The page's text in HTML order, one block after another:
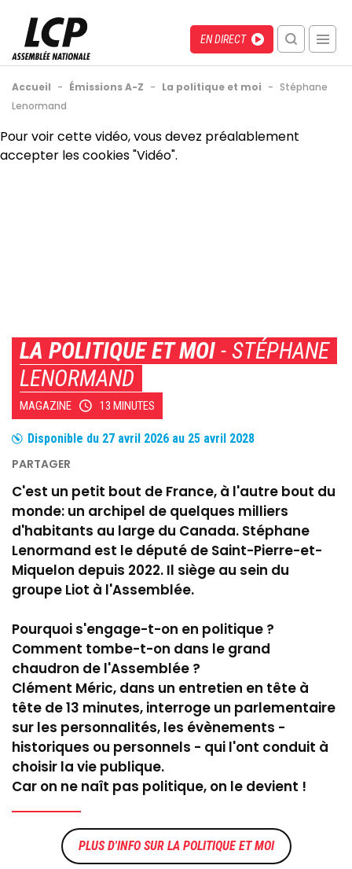
contenu
principal
Menu
recherche
mobile
Direct
EN DIRECT
Fil
d'Ariane
Accueil - Émissions A-Z - La politique et moi - Stéphane
Lenormand
Back
to
Pour voir cette vidéo, vous devez préalablement
accepter les cookies "Vidéo".
LA POLITIQUE ET MOI - STÉPHANE
LENORMAND
MAGAZINE 13 MINUTES
Disponible du 27 avril 2026 au 25 avril 2028
C'est un petit bout de France, à l'autre bout du
monde: un archipel de quelques milliers
d'habitants au large du Canada. Stéphane
Lenormand est le député de Saint-Pierre-et-
Miquelon depuis 2022. Il siège au sein du
groupe Liot à l'Assemblée.
Pourquoi s'engage-t-on en politique ?
Comment tombe-t-on dans le grand
chaudron de l'Assemblée ?
Clément Méric, dans un entretien en tête à
tête de 13 minutes, interroge un parlementaire
sur les personnalités, les évènements -
historiques ou personnels - qui l'ont conduit à
choisir la vie publique.
Car on ne naît pas politique, on le devient !
LA POLITIQUE ET MOI